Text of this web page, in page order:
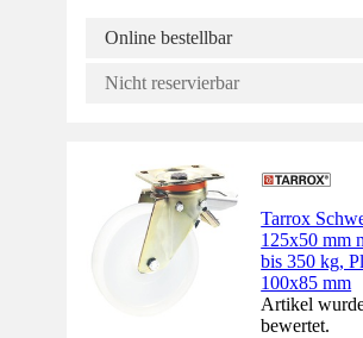
Online bestellbar
Nicht reservierbar
Tarrox
125x50 mm
bis 350 kg,
100x85 mm
Artikel
bewertet.